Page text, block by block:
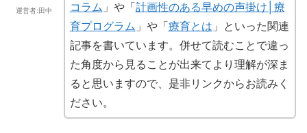
運営者:田中
コラム 」や「 計画性のある早めの声掛け│療
育プログラム 」や「 療育とは 」といった関連
記事を書いています。併せて読むことで違っ
た角度から見ることが出来てより理解が深ま
ると思いますので、是非リンクからお読みく
ださい。